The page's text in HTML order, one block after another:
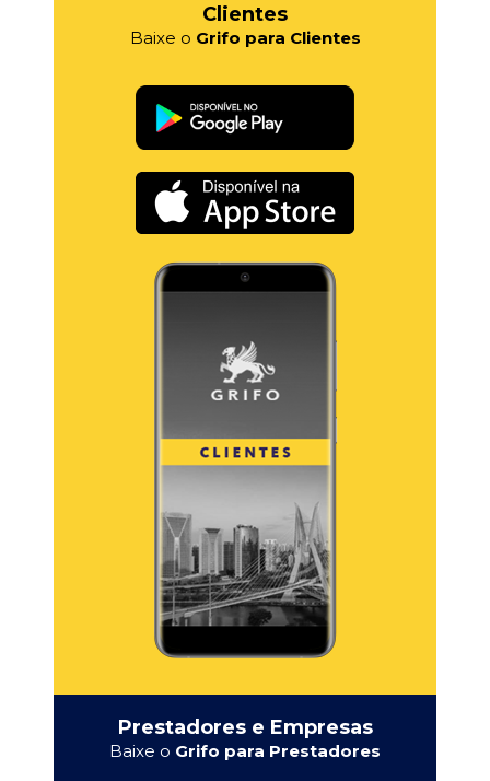
Clientes
Baixe o Grifo para Clientes
Prestadores e Empresas
Baixe o Grifo para Prestadores